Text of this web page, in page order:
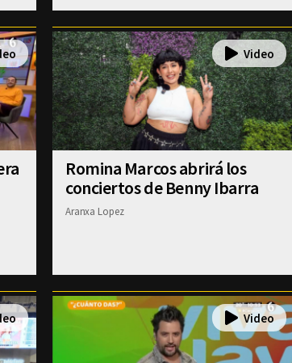
Romina Marcos abrirá los
conciertos de Benny Ibarra
Aranxa Lopez